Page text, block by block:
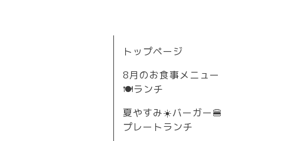
トップページ
8月のお食事メニュー
🍽ランチ
夏やすみ☀️バーガー🍔
プレートランチ